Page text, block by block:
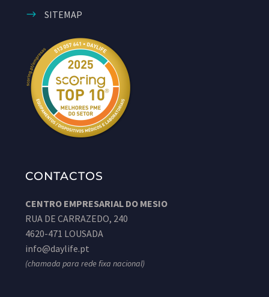
SITEMAP
CONTACTOS
CENTRO EMPRESARIAL DO MESIO
RUA DE CARRAZEDO, 240
4620-471 LOUSADA
info@daylife.pt
(chamada para rede fixa nacional)